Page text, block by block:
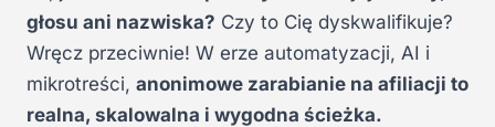
głosu ani nazwiska? Czy to Cię dyskwalifikuje?
Wręcz przeciwnie! W erze automatyzacji, AI i
mikrotreści, anonimowe zarabianie na afiliacji to
realna, skalowalna i wygodna ścieżka.